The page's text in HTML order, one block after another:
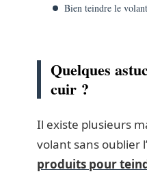
Bien teindre le volant
Quelques
cuir ?
Il existe plusieurs
volant sans oublier
produits pour